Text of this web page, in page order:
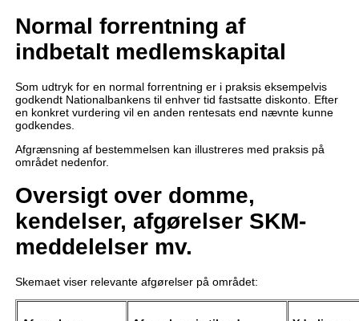
Normal forrentning af
indbetalt medlemskapital
Som udtryk for en normal forrentning er i praksis eksempelvis
godkendt Nationalbankens til enhver tid fastsatte diskonto. Efter
en konkret vurdering vil en anden rentesats end nævnte kunne
godkendes.
Afgrænsning af bestemmelsen kan illustreres med praksis på
området nedenfor.
Oversigt over domme,
kendelser, afgørelser SKM-
meddelelser mv.
Skemaet viser relevante afgørelser på området: